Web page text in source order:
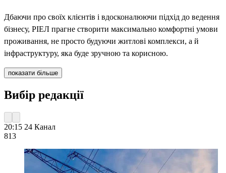
Дбаючи про своїх клієнтів і вдосконалюючи підхід до ведення
бізнесу, РІЕЛ прагне створити максимально комфортні умови
проживання, не просто будуючи житлові комплекси, а й
інфраструктуру, яка буде зручною та корисною.
показати більше
Вибір редакції
20:15 24 Канал
813